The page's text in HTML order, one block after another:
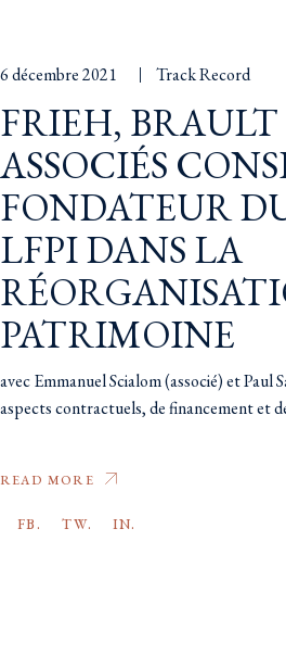
6 décembre 2021 Track Record
FRIEH,
ASSOCIÉS
FONDATEUR
LFPI DANS LA
PATRIMOINE
avec Emmanuel Scialom (associé) et
aspects contractuels, de financement et
READ MORE
FB. TW. IN.